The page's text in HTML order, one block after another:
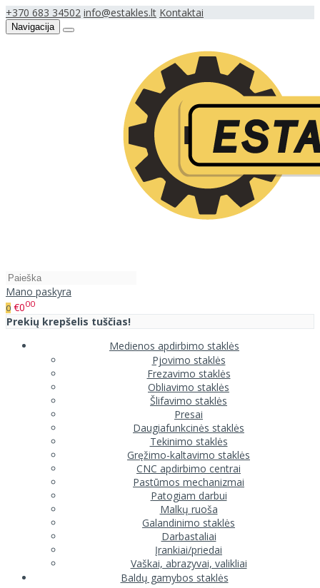
+370 683 34502 info@estakles.lt Kontaktai
Navigacija
Mano paskyra
0 €000
Prekių krepšelis tuščias!
Medienos apdirbimo staklės
Pjovimo staklės
Frezavimo staklės
Obliavimo staklės
Šlifavimo staklės
Presai
Daugiafunkcinės staklės
Tekinimo staklės
Gręžimo-kaltavimo staklės
CNC apdirbimo centrai
Pastūmos mechanizmai
Patogiam darbui
Malkų ruoša
Galandinimo staklės
Darbastaliai
Įrankiai/priedai
Vaškai, abrazyvai, valikliai
Baldų gamybos staklės